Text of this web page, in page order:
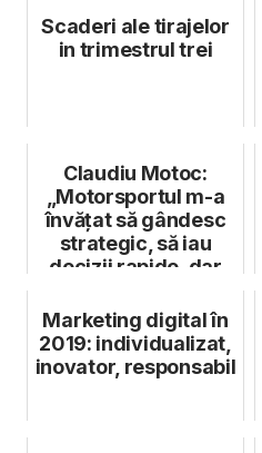
Scaderi ale tirajelor
in trimestrul trei
Claudiu Motoc:
„Motorsportul m-a
învățat să gândesc
strategic, să iau
decizii rapide, dar
Marketing digital în
2019: individualizat,
inovator, responsabil